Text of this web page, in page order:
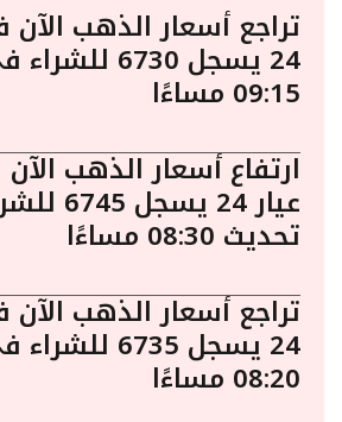
تراجع أسعار الذهب
24 يسجل 6730
09:15 مساءًا
ارتفاع أسعار الذهب
عيار 24
تحديث 08:30 مساءًا
تراجع أسعار الذهب
24 يسجل 6735
08:20 مساءًا